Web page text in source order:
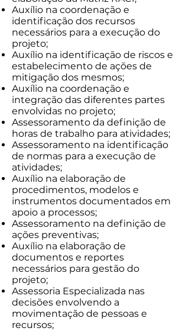
Auxílio na coordenação e
identificação dos recursos
necessários para a execução do
projeto;
Auxílio na identificação de riscos e
estabelecimento de ações de
mitigação dos mesmos;
Auxílio na coordenação e
integração das diferentes partes
envolvidas no projeto;
Assessoramento da definição de
horas de trabalho para atividades;
Assessoramento na identificação
de normas para a execução de
atividades;
Auxílio na elaboração de
procedimentos, modelos e
instrumentos documentados em
apoio a processos;
Assessoramento na definição de
ações preventivas;
Auxílio na elaboração de
documentos e reportes
necessários para gestão do
projeto;
Assessoria Especializada nas
decisões envolvendo a
movimentação de pessoas e
recursos;